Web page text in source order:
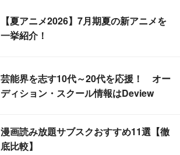
【夏アニメ2026】7月期夏の新アニメを
一挙紹介！
芸能界を志す10代～20代を応援！ オー
ディション・スクール情報はDeview
漫画読み放題サブスクおすすめ11選【徹
底比較】